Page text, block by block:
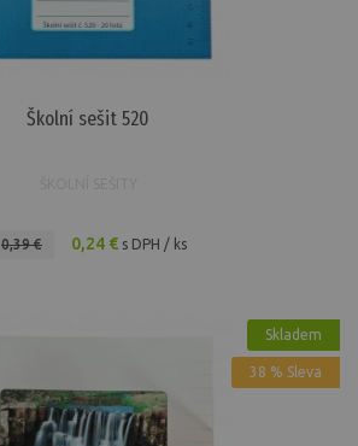
Školní sešit 520
0,39 € 0,24 € s DPH / ks
Skladem
38 % Sleva